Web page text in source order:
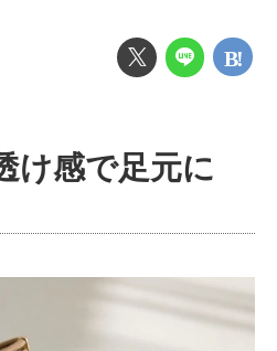
け感で足元に